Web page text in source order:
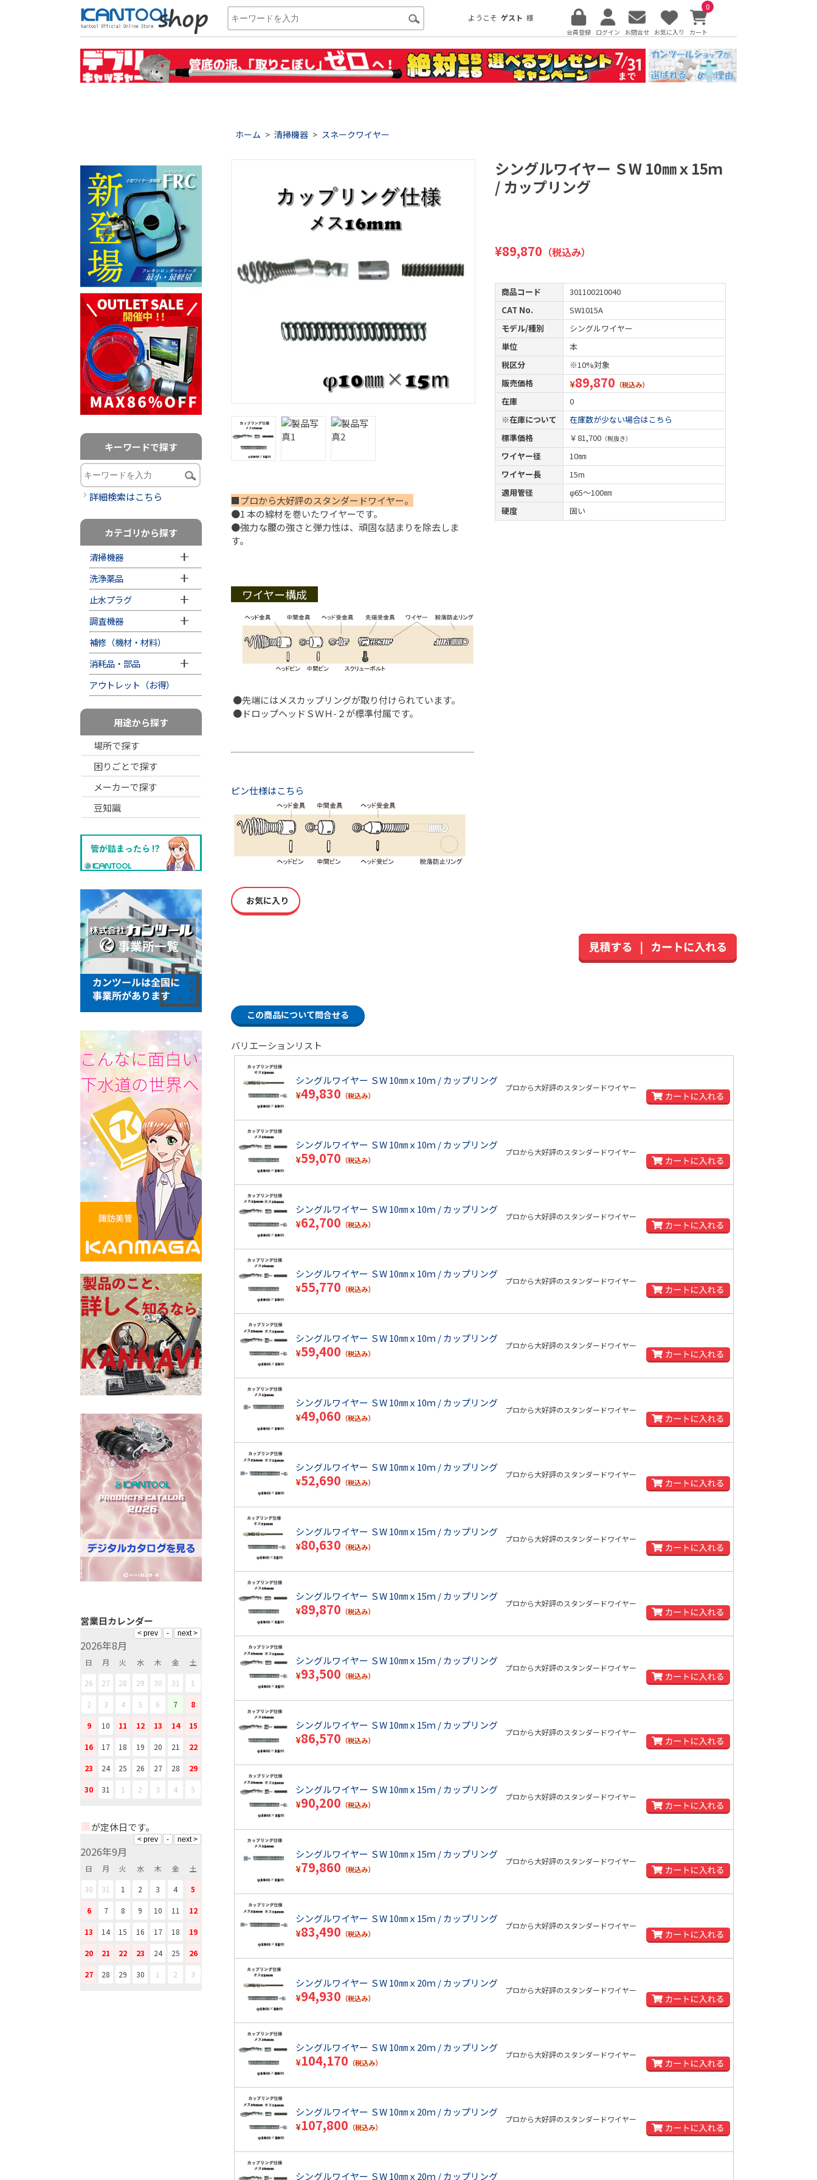
ようこそ ゲスト 様
会員登録 ログイン お問合せ お気に入り
0
カート
ホーム > 清掃機器 > スネークワイヤー
■プロから大好評のスタンダードワイヤー。
●1 本の線材を巻いたワイヤーです。
●強力な腰の強さと弾力性は、頑固な詰まりを除去しま
す。
ワイヤー構成
●先端にはメスカップリングが取り付けられています。
●ドロップヘッドＳＷＨ-２が標準付属です。
ピン仕様はこちら
お気に入り
シングルワイヤー ＳW 10㎜ｘ15ｍ
/ カップリング
¥89,870 （税込み）
商品コード
301100210040
CAT No.
SW1015A
モデル/種別
シングルワイヤー
単位
本
税区分
※10%対象
販売価格
¥89,870 （税込み）
在庫
0
※在庫について
在庫数が少ない場合はこちら
標準価格
￥81,700 （税抜き）
ワイヤー径
10㎜
ワイヤー長
15m
適用管径
φ65～100㎜
硬度
固い
この商品について問合せる
バリエーションリスト
シングルワイヤー ＳW 10㎜ｘ10ｍ / カップリング
¥49,830 （税込み）
プロから大好評のスタンダードワイヤー
シングルワイヤー ＳW 10㎜ｘ10ｍ / カップリング
¥59,070 （税込み）
プロから大好評のスタンダードワイヤー
シングルワイヤー ＳW 10㎜ｘ10ｍ / カップリング
¥62,700 （税込み）
プロから大好評のスタンダードワイヤー
シングルワイヤー ＳW 10㎜ｘ10ｍ / カップリング
¥55,770 （税込み）
プロから大好評のスタンダードワイヤー
シングルワイヤー ＳW 10㎜ｘ10ｍ / カップリング
¥59,400 （税込み）
プロから大好評のスタンダードワイヤー
シングルワイヤー ＳW 10㎜ｘ10ｍ / カップリング
¥49,060 （税込み）
プロから大好評のスタンダードワイヤー
シングルワイヤー ＳW 10㎜ｘ10ｍ / カップリング
¥52,690 （税込み）
プロから大好評のスタンダードワイヤー
シングルワイヤー ＳW 10㎜ｘ15ｍ / カップリング
¥80,630 （税込み）
プロから大好評のスタンダードワイヤー
シングルワイヤー ＳW 10㎜ｘ15ｍ / カップリング
¥89,870 （税込み）
プロから大好評のスタンダードワイヤー
シングルワイヤー ＳW 10㎜ｘ15ｍ / カップリング
¥93,500 （税込み）
プロから大好評のスタンダードワイヤー
シングルワイヤー ＳW 10㎜ｘ15ｍ / カップリング
¥86,570 （税込み）
プロから大好評のスタンダードワイヤー
シングルワイヤー ＳW 10㎜ｘ15ｍ / カップリング
¥90,200 （税込み）
プロから大好評のスタンダードワイヤー
シングルワイヤー ＳW 10㎜ｘ15ｍ / カップリング
¥79,860 （税込み）
プロから大好評のスタンダードワイヤー
シングルワイヤー ＳW 10㎜ｘ15ｍ / カップリング
¥83,490 （税込み）
プロから大好評のスタンダードワイヤー
シングルワイヤー ＳW 10㎜ｘ20ｍ / カップリング
¥94,930 （税込み）
プロから大好評のスタンダードワイヤー
シングルワイヤー ＳW 10㎜ｘ20ｍ / カップリング
¥104,170 （税込み）
プロから大好評のスタンダードワイヤー
シングルワイヤー ＳW 10㎜ｘ20ｍ / カップリング
¥107,800 （税込み）
プロから大好評のスタンダードワイヤー
シングルワイヤー ＳW 10㎜ｘ20ｍ / カップリング
キーワードで探す
詳細検索はこちら
カテゴリから探す
清掃機器
洗浄薬品
止水プラグ
調査機器
補修（機材・材料）
消耗品・部品
アウトレット（お得）
用途から探す
場所で探す
困りごとで探す
メーカーで探す
豆知識
営業日カレンダー
2026年8月
日 月 火 水 木 金
土
26
27 28 29 30 31 1
2 3 4 5 6 7 8
9 10 11 12 13 14 15
16 17 18 19 20 21 22
23 24 25 26 27 28 29
30 31 1 2 3 4 5
■が定休日です。
2026年9月
日 月 火 水 木 金
土
30
31 1 2 3 4 5
6 7 8 9 10 11 12
13 14 15 16 17 18 19
20 21 22 23 24 25 26
27 28 29 30 1 2 3